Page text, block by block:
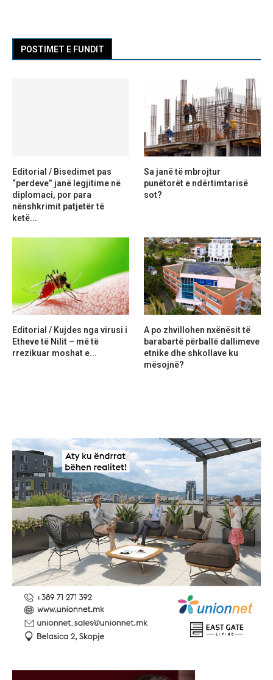
POSTIMET E FUNDIT
Editorial / Bisedimet pas
“perdeve” janë legjitime në
diplomaci, por para
nënshkrimit patjetër të
ketë...
Sa janë të mbrojtur
punëtorët e ndërtimtarisë
sot?
Editorial / Kujdes nga virusi i
Etheve të Nilit – më të
rrezikuar moshat e...
A po zhvillohen nxënësit të
barabartë përballë dallimeve
etnike dhe shkollave ku
mësojnë?